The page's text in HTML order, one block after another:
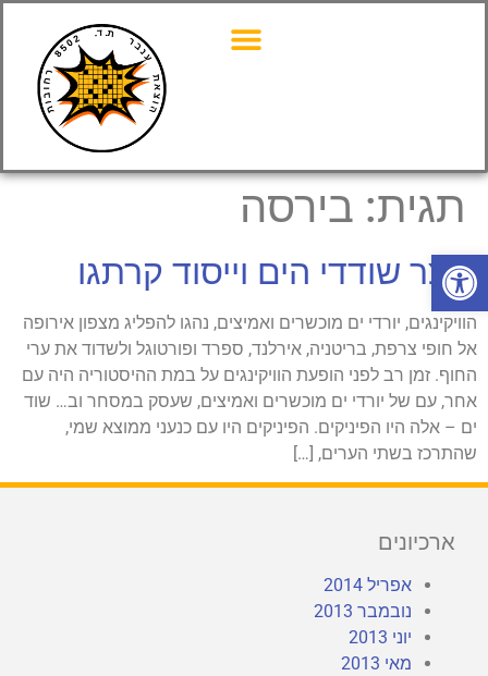
פתח סרגל נגישות
תגית: בירסה
אוצר שודדי הים וייסוד קרתגו
הוויקינגים, יורדי ים מוכשרים ואמיצים, נהגו להפליג מצפון אירופה
אל חופי צרפת, בריטניה, אירלנד, ספרד ופורטוגל ולשדוד את ערי
החוף. זמן רב לפני הופעת הוויקינגים על במת ההיסטוריה היה עם
אחר, עם של יורדי ים מוכשרים ואמיצים, שעסק במסחר וב… שוד
ים – אלה היו הפיניקים. הפיניקים היו עם כנעני ממוצא שמי,
שהתרכז בשתי הערים, […]
ארכיונים
אפריל 2014
נובמבר 2013
יוני 2013
מאי 2013